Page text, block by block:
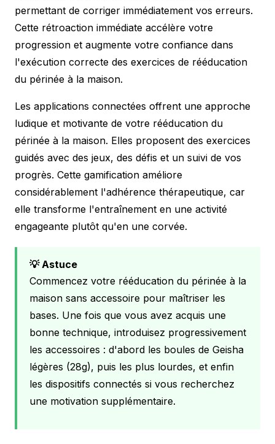
permettant de corriger immédiatement vos erreurs.
Cette rétroaction immédiate accélère votre
progression et augmente votre confiance dans
l'exécution correcte des exercices de rééducation
du périnée à la maison.
Les applications connectées offrent une approche
ludique et motivante de votre rééducation du
périnée à la maison. Elles proposent des exercices
guidés avec des jeux, des défis et un suivi de vos
progrès. Cette gamification améliore
considérablement l'adhérence thérapeutique, car
elle transforme l'entraînement en une activité
engageante plutôt qu'en une corvée.
💡 Astuce
Commencez votre rééducation du périnée à la
maison sans accessoire pour maîtriser les
bases. Une fois que vous avez acquis une
bonne technique, introduisez progressivement
les accessoires : d'abord les boules de Geisha
légères (28g), puis les plus lourdes, et enfin
les dispositifs connectés si vous recherchez
une motivation supplémentaire.